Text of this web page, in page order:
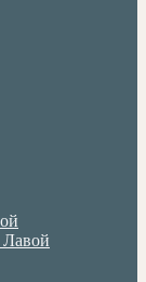
Лавой